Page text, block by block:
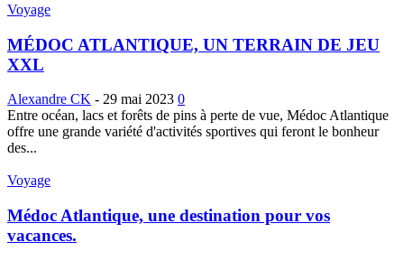
Voyage
MÉDOC ATLANTIQUE, UN TERRAIN DE JEU
XXL
Alexandre CK - 29 mai 2023 0
Entre océan, lacs et forêts de pins à perte de vue, Médoc Atlantique
offre une grande variété d'activités sportives qui feront le bonheur
des...
Voyage
Médoc Atlantique, une destination pour vos
vacances.